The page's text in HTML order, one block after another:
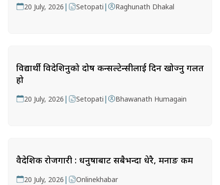
20 July, 2026 | Setopati | Raghunath Dhakal
विद्यार्थी विदेशिनुको दोष कन्सल्टेन्सीलाई दिन खोज्नु गलत
हो
20 July, 2026 | Setopati | Bhawanath Humagain
वैदेशिक रोजगारी : धनुषाबाट सबैभन्दा धेरै, मनाङ कम
20 July, 2026 | Onlinekhabar